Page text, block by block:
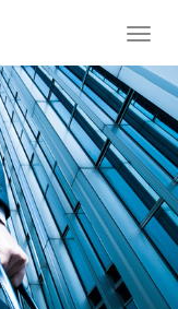
T
g
g
l
e
n
a
v
i
g
a
t